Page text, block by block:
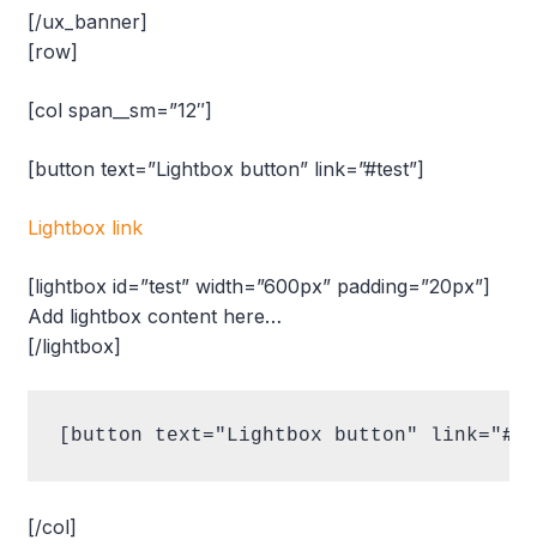
[/ux_banner]
[row]
[col span__sm=”12″]
[button text=”Lightbox button” link=”#test”]
Lightbox link
[lightbox id=”test” width=”600px” padding=”20px”]
Add lightbox content here…
[/lightbox]
[button text="Lightbox button" link="
[/col]